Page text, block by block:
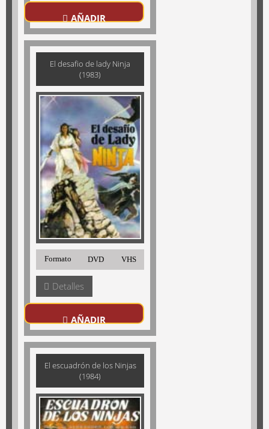
AÑADIR
El desafio de lady Ninja
(1983)
Formato DVD VHS
Detalles
AÑADIR
El escuadrón de los Ninjas
(1984)